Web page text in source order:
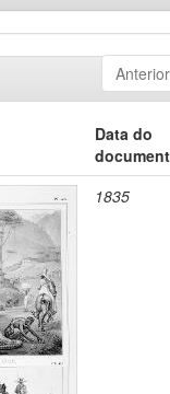
Anterior
Data do
1835